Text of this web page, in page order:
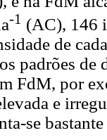
-1 (AC), 146
de
padrões
FdM, por
e
se